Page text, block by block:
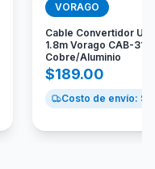
VORAGO
Cable Convertidor
1.8m Vorago CAB-310
Cobre/Aluminio
$189.00
Costo de envío: $